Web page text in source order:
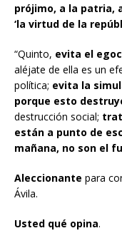
prójimo, a la patria,
‘la virtud de la
“Quinto, evita el
aléjate de ella es un
política; evita la
porque esto
destrucción social;
están a punto de
mañana, no son el
Aleccionante para
Ávila.
Usted qué opina.